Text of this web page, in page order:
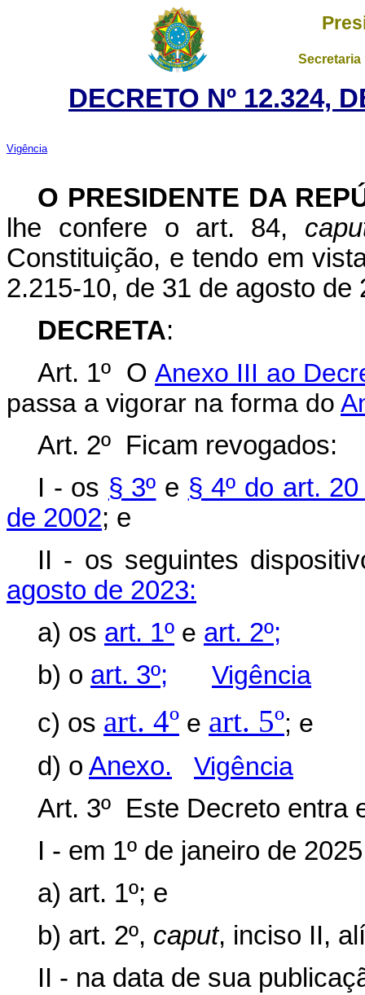
DECRETO Nº 12.324,
Vigência
O PRESIDENTE DA
lhe confere o art. 84,
Constituição, e tendo em
2.215-10, de 31 de agosto de
DECRETA:
Art. 1º OAnexo III ao
passa a vigorar na forma do
Art. 2º Ficam revogados:
I - os § 3º e § 4º do art.
de 2002; e
II - os seguintes
agosto de 2023:
a) os art. 1º e art. 2º;
b) o art. 3º;
Vigência
c) os art. 4º e art. 5º; e
d) o Anexo.
Vigência
Art. 3º Este Decreto entra
I - em 1º de janeiro de
a) art. 1º; e
b) art. 2º, caput, inciso II,
II - na data de sua